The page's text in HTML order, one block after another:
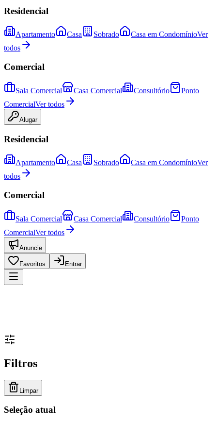
Residencial
Apartamento Casa Sobrado Casa em CondomínioVer
todos
Comercial
Sala Comercial Casa Comercial Consultório
Ponto
ComercialVer todos
Alugar
Residencial
Apartamento Casa Sobrado Casa em CondomínioVer
todos
Comercial
Sala Comercial Casa Comercial Consultório
Ponto
ComercialVer todos
Anuncie
Favoritos Entrar
Filtros
Limpar
Seleção atual